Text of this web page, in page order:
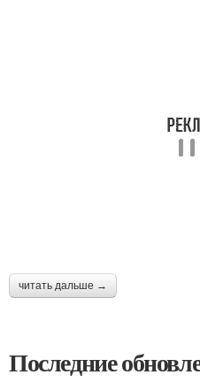
читать дальше →
Последние